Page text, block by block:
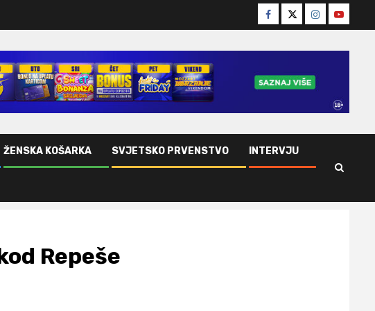
Facebook
TwitterInstagram
Youtube
ŽENSKA KOŠARKA SVJETSKO PRVENSTVO INTERVJU
Repeše